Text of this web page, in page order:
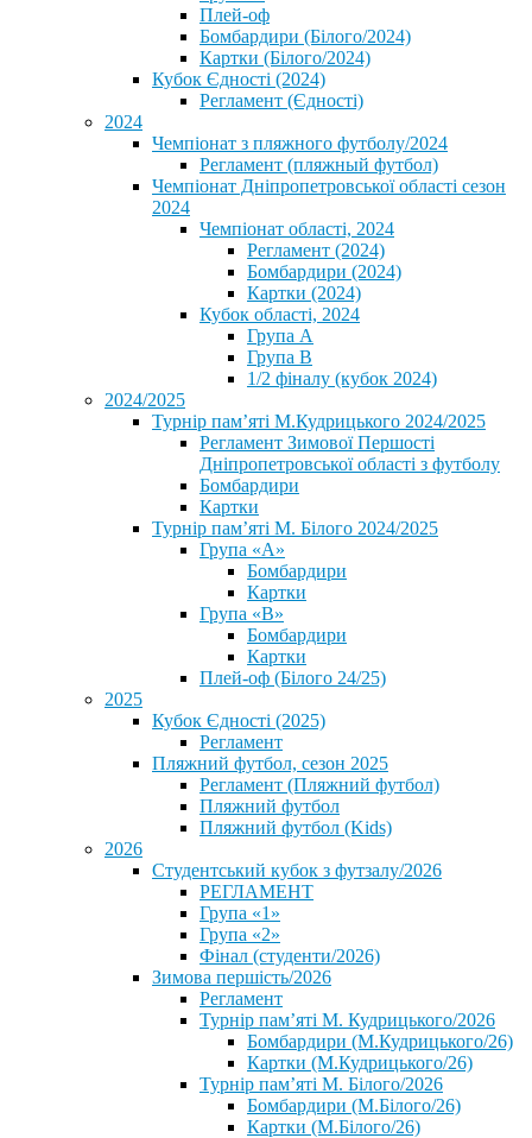
Плей-оф
Бомбардири (Білого/2024)
Картки (Білого/2024)
Кубок Єдності (2024)
Регламент (Єдності)
2024
Чемпіонат з пляжного футболу/2024
Регламент (пляжный футбол)
Чемпіонат Дніпропетровської області сезон
2024
Чемпіонат області, 2024
Регламент (2024)
Бомбардири (2024)
Картки (2024)
Кубок області, 2024
Група А
Група В
1/2 фіналу (кубок 2024)
2024/2025
Турнір пам’яті М.Кудрицького 2024/2025
Регламент Зимової Першості
Дніпропетровської області з футболу
Бомбардири
Картки
Турнір пам’яті М. Білого 2024/2025
Група «А»
Бомбардири
Картки
Група «В»
Бомбардири
Картки
Плей-оф (Білого 24/25)
2025
Кубок Єдності (2025)
Регламент
Пляжний футбол, сезон 2025
Регламент (Пляжний футбол)
Пляжний футбол
Пляжний футбол (Kids)
2026
Студентський кубок з футзалу/2026
РЕГЛАМЕНТ
Група «1»
Група «2»
Фінал (студенти/2026)
⁨Зимова першість/2026⁩
Регламент
Турнір пам’яті М. Кудрицького/2026
Бомбардири (М.Кудрицького/26)
Картки (М.Кудрицького/26)
Турнір пам’яті М. Білого/2026
Бомбардири (М.Білого/26)
Картки (М.Білого/26)